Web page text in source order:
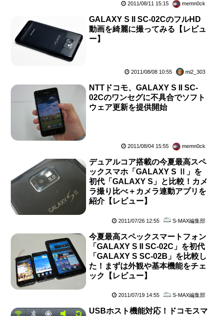
2011/08/11 15:15 memn0ck
GALAXY S II SC-02CのフルHD
動画を綺麗に撮ってみる【レビュ
ー】
2011/08/08 10:55 mi2_303
NTTドコモ、GALAXY S II SC-
02Cのワンセグに不具合でソフト
ウェア更新を提供開始
2011/08/04 15:55 memn0ck
デュアルコア搭載の今夏最高スペ
ックスマホ「GALAXY S Ⅱ」を
初代「GALAXY S」と比較！カメ
ラ撮り比べ＋カメラ連動アプリを
紹介【レビュー】
2011/07/26 12:55 S-MAX編集部
今夏最高スペックスマートフォン
「GALAXY S II SC-02C」を初代
「GALAXY S SC-02B」を比較し
た！まずは外観や基本機能をチェ
ック【レビュー】
2011/07/19 14:55 S-MAX編集部
USBホスト機能対応！ドコモスマ